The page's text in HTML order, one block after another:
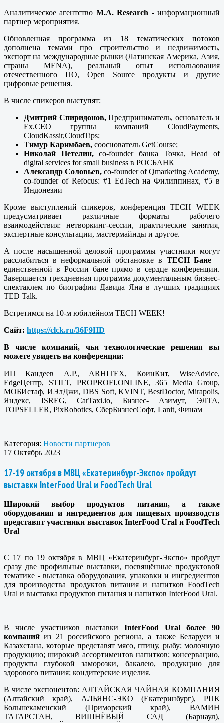
Аналитическое агентство M.A. Research - информационный
партнер мероприятия.
Обновленная программа из 18 тематических потоков
дополнена темами про строительство и недвижимость,
экспорт на международные рынки (Латинская Америка, Азия,
страны MENA), реальный опыт использования
отечественного ПО, Open Source продукты и другие
цифровые решения.
В числе спикеров выступят:
Дмитрий Спиридонов, Предприниматель, основатель и
Ех.СЕО группы компаний CloudPayments,
CloudKassir,CloudTips;
Тимур Каримбаев, сооснователь GetCourse;
Николай
Петелин,сo-founder банка Точка, Head of
digital services for small business в РОСБАНК
Александр Соловьев, сo-founder of Qmarketing Academy,
сo-founder of Refocus: #1 EdTech нa Филиппинах, #5 в
Индонезии
Кроме выступлений спикеров, конференция TECH WEEK
предусматривает различные форматы рабочего
взаимодействия: нетворкинг-сессии, практические занятия,
экспертные консультации, мастермайнды и другое.
А после насыщенной деловой программы участники могут
расслабиться в неформальной обстановке в TECH Бане –
единственной в России бане прямо в сердце конференции.
Завершается трехдневная программа документальным бизнес-
спектаклем по биографии Давида Яна в лучших традициях
TED Talk.
Встретимся на 10-м юбилейном TECH WEEK!
Сайт: https://clck.ru/36F9HD
В числе компаний, чьи технологические решения вы
можете увидеть на конференции:
ИП Кандеев А.Р., ARHITEX, КоинКит, WiseAdvice,
EdgeЦентр, STILT, PROPROFI.ONLINE, 365 Media Group,
МОБИстаф, ИЭлДжи, DBS Soft, KVINT, BestDoctor, Mirapolis,
Яндекс, ISREG, CarTaxi.io, Бизнес- Азимут, ЭЛТА,
TOPSELLER, PixRobotics, СберБизнесСофт, Lanit, Финам
Категория: Новости партнеров
17 Октябрь 2023
17-19 октября в МВЦ «Екатеринбург-Экспо» пройдут
выставки InterFood Ural и FoodTech Ural
Широкий выбор продуктов питания, а также
оборудования и ингредиентов для пищевых производств
представят участники выставок InterFood Ural иFoodTech
Ural
C 17 по 19 октября в МВЦ «Екатеринбург-Экспо» пройдут
сразу две профильные выставки, посвящённые продуктовой
тематике - выставка оборудования, упаковки и ингредиентов
для производства продуктов питания и напитков FoodTech
Ural и выставка продуктов питания и напитков InterFood Ural.
В числе участников выставки InterFood Ural
более 90
компаний из 21 российского региона, а также Беларуси и
Казахстана, которые представят мясо, птицу, рыбу; молочную
продукцию; широкий ассортиментов напитков; консервацию,
продукты глубокой заморозки, бакалею, продукцию для
здорового питания; кондитерские изделия.
В числе экспонентов: АЛТАЙСКАЯ ЧАЙНАЯ КОМПАНИЯ
(Алтайский край), АЛЬЯНС-ЭКО (Екатеринбург), РПК
Большекаменский (Приморский край), ВАМИН
ТАТАРСТАН, ВИШНЁВЫЙ САД (Барнаул),